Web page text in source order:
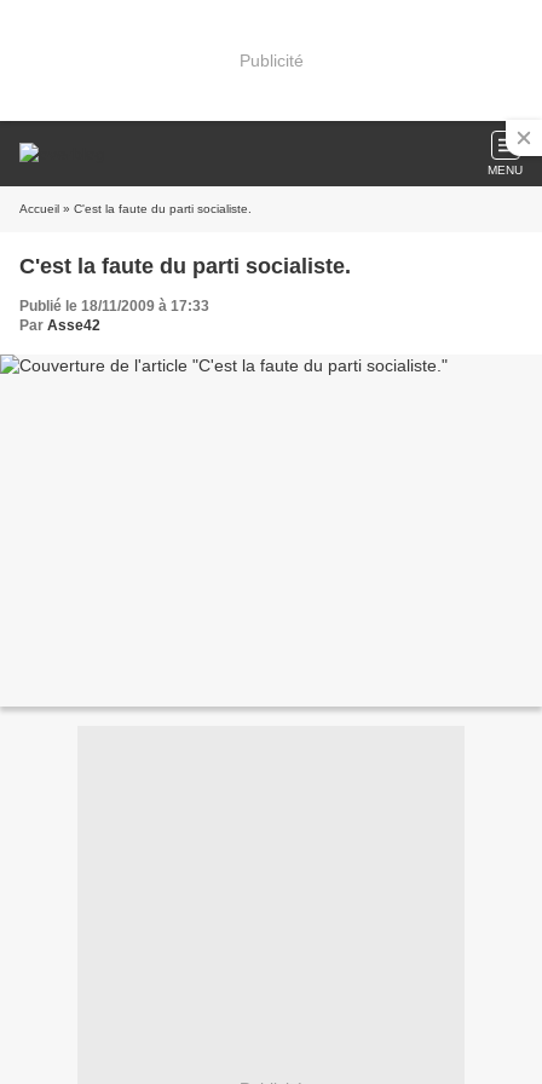
Publicité
MENU
Accueil » C'est la faute du parti socialiste.
C'est la faute du parti socialiste.
Publié le 18/11/2009 à 17:33
Par Asse42